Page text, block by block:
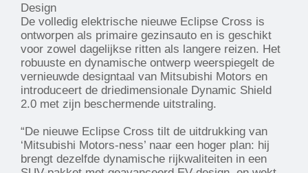
Design
De volledig elektrische nieuwe Eclipse Cross is
ontworpen als primaire gezinsauto en is geschikt
voor zowel dagelijkse ritten als langere reizen. Het
robuuste en dynamische ontwerp weerspiegelt de
vernieuwde designtaal van Mitsubishi Motors en
introduceert de driedimensionale Dynamic Shield
2.0 met zijn beschermende uitstraling.
“De nieuwe Eclipse Cross tilt de uitdrukking van
‘Mitsubishi Motors-ness’ naar een hoger plan: hij
brengt dezelfde dynamische rijkwaliteiten in een